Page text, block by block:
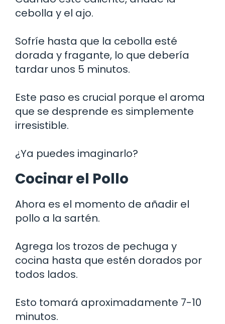
cebolla y el ajo.
Sofríe hasta que la cebolla esté
dorada y fragante, lo que debería
tardar unos 5 minutos.
Este paso es crucial porque el aroma
que se desprende es simplemente
irresistible.
¿Ya puedes imaginarlo?
Cocinar el Pollo
Ahora es el momento de añadir el
pollo a la sartén.
Agrega los trozos de pechuga y
cocina hasta que estén dorados por
todos lados.
Esto tomará aproximadamente 7-10
minutos.